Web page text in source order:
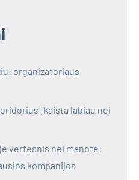
organizatoriaus
įkaista labiau nei
vertesnis nei manote:
kompanijos